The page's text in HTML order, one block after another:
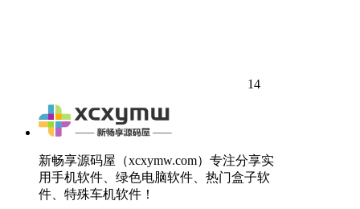
14
新畅享源码屋（xcxymw.com）专注分享实
用手机软件、绿色电脑软件、热门盒子软
件、特殊车机软件！